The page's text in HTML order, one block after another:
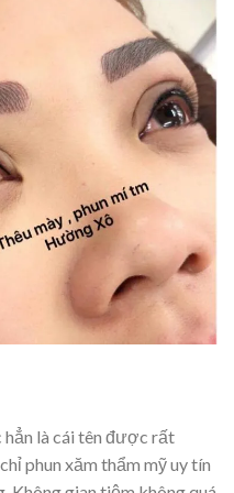
hẳn là cái tên được rất
phun xăm thẩm mỹ uy tín